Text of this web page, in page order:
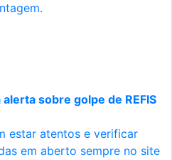
sobre golpe de REFIS
estar atentos e verificar
em aberto sempre no site